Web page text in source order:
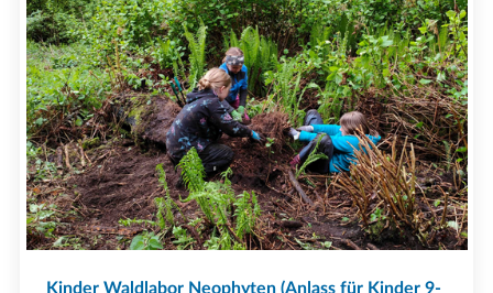
Kinder Waldlabor Neophyten (Anlass für Kinder 9-